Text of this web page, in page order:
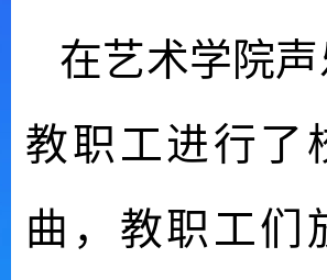
在艺术学院声
教职工进行了
曲，教职工们